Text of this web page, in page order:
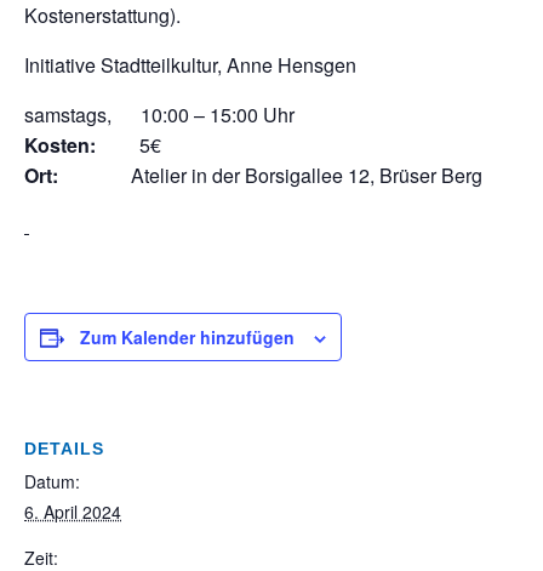
Kostenerstattung).
Initiative Stadtteilkultur, Anne Hensgen
samstags, 10:00 – 15:00 Uhr
Kosten: 5€
Ort: Atelier in der Borsigallee 12, Brüser Berg
Zum Kalender hinzufügen
DETAILS
Datum:
6. April 2024
Zeit: